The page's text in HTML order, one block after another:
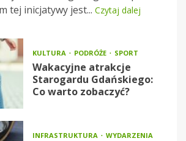
tej inicjatywy jest... Czytaj dalej
KULTURA PODRÓŻE SPORT
Wakacyjne atrakcje
Starogardu Gdańskiego:
Co warto zobaczyć?
INFRASTRUKTURA WYDARZENIA